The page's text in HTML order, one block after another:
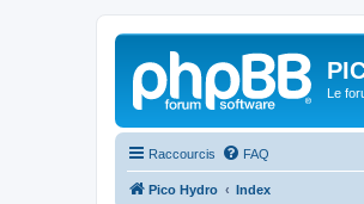
Le
Raccourcis FAQ
Pico Hydro Index